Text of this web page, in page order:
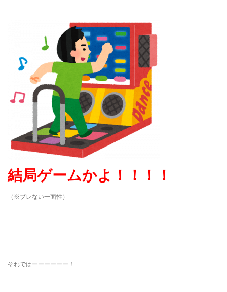
結局ゲームかよ！！！！
（※ブレない一面性）
それではーーーーーー！